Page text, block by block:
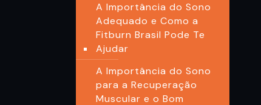
A Importância do Sono
Adequado e Como a
Fitburn Brasil Pode Te
Ajudar
A Importância do Sono
para a Recuperação
Muscular e o Bom